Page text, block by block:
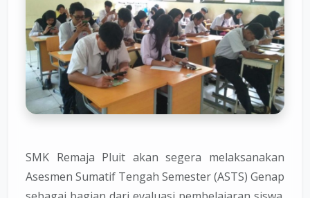
SMK Remaja Pluit akan segera melaksanakan
Asesmen Sumatif Tengah Semester (ASTS) Genap